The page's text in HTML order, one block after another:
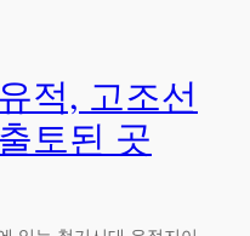
적, 고조선
토된 곳